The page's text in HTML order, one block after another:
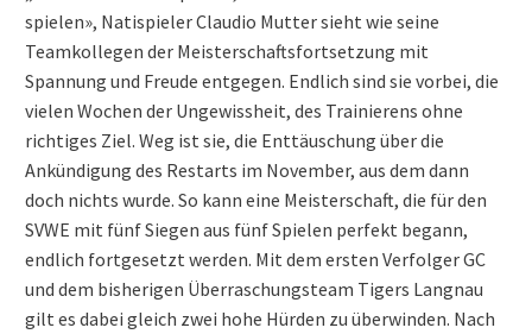
spielen», Natispieler Claudio Mutter sieht wie seine
Teamkollegen der Meisterschaftsfortsetzung mit
Spannung und Freude entgegen. Endlich sind sie vorbei, die
vielen Wochen der Ungewissheit, des Trainierens ohne
richtiges Ziel. Weg ist sie, die Enttäuschung über die
Ankündigung des Restarts im November, aus dem dann
doch nichts wurde. So kann eine Meisterschaft, die für den
SVWE mit fünf Siegen aus fünf Spielen perfekt begann,
endlich fortgesetzt werden. Mit dem ersten Verfolger GC
und dem bisherigen Überraschungsteam Tigers Langnau
gilt es dabei gleich zwei hohe Hürden zu überwinden. Nach